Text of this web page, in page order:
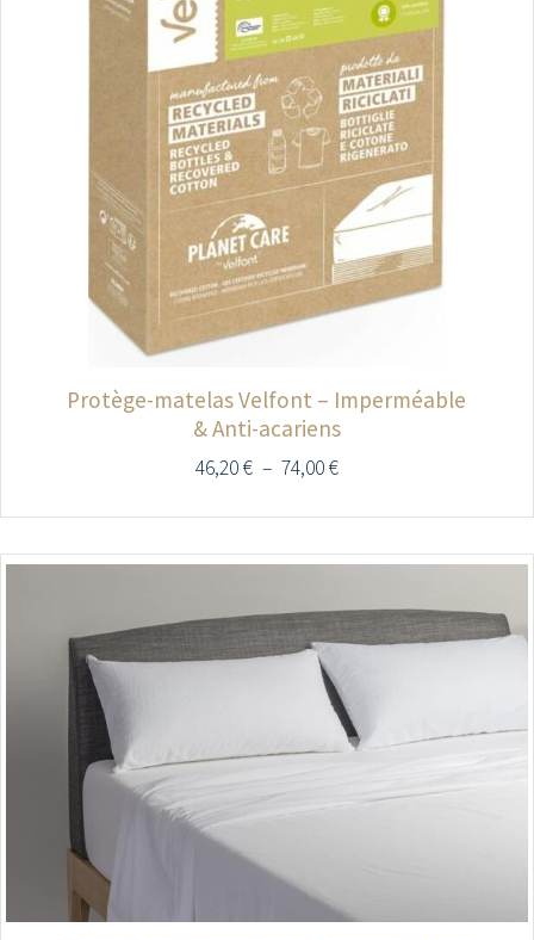
Protège-matelas Velfont – Imperméable
& Anti-acariens
46,20€ – 74,00€